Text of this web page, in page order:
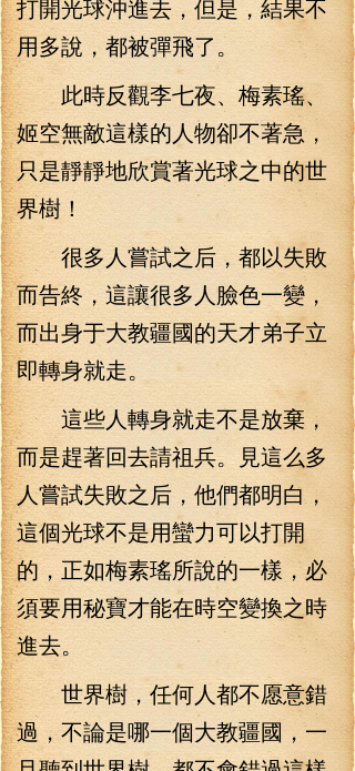
打開光球沖進去，但是，結果不
用多說，都被彈飛了。
此時反觀李七夜、梅素瑤、
姬空無敵這樣的人物卻不著急，
只是靜靜地欣賞著光球之中的世
界樹！
很多人嘗試之后，都以失敗
而告終，這讓很多人臉色一變，
而出身于大教疆國的天才弟子立
即轉身就走。
這些人轉身就走不是放棄，
而是趕著回去請祖兵。見這么多
人嘗試失敗之后，他們都明白，
這個光球不是用蠻力可以打開
的，正如梅素瑤所說的一樣，必
須要用秘寶才能在時空變換之時
進去。
世界樹，任何人都不愿意錯
過，不論是哪一個大教疆國，一